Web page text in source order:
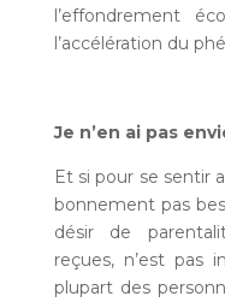
l’effondrement
l’accélération du
Je n’en ai pas
Et si pour se sentir
bonnement pas
désir de
reçues, n’est
plupart des